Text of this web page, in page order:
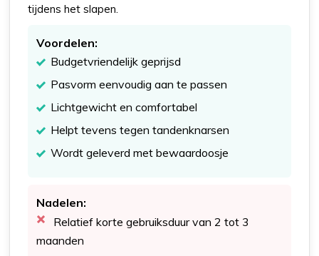
tijdens het slapen.
Voordelen:
Budgetvriendelijk geprijsd
Pasvorm eenvoudig aan te passen
Lichtgewicht en comfortabel
Helpt tevens tegen tandenknarsen
Wordt geleverd met bewaardoosje
Nadelen:
Relatief korte gebruiksduur van 2 tot 3
maanden